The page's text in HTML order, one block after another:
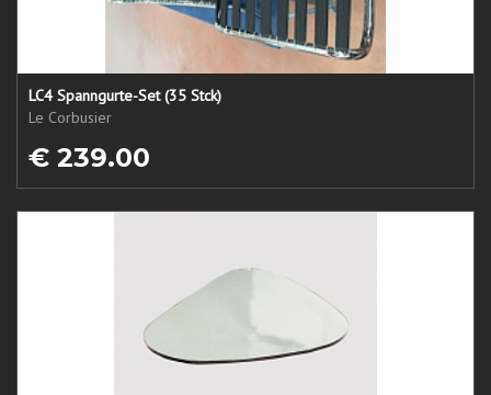
LC4 Spanngurte-Set (35 Stck)
Le Corbusier
€ 239.00